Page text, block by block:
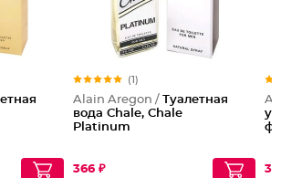
(1)
Alain Aregon / Туалетная
вода Chale, Chale
Platinum
366 ₽